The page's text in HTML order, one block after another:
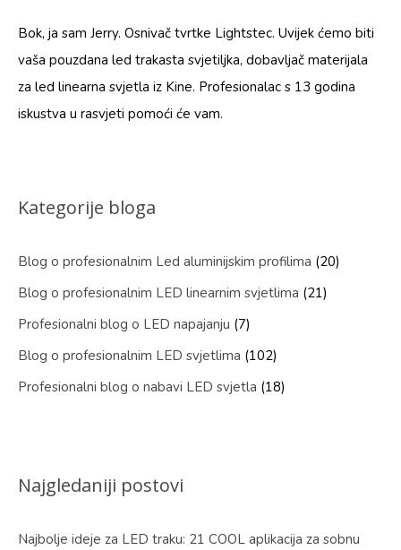
Bok, ja sam Jerry. Osnivač tvrtke Lightstec. Uvijek ćemo biti
vaša pouzdana led trakasta svjetiljka, dobavljač materijala
za led linearna svjetla iz Kine. Profesionalac s 13 godina
iskustva u rasvjeti pomoći će vam.
Kategorije bloga
Blog o profesionalnim Led aluminijskim profilima (20)
Blog o profesionalnim LED linearnim svjetlima (21)
Profesionalni blog o LED napajanju (7)
Blog o profesionalnim LED svjetlima (102)
Profesionalni blog o nabavi LED svjetla (18)
Najgledaniji postovi
Najbolje ideje za LED traku: 21 COOL aplikacija za sobnu